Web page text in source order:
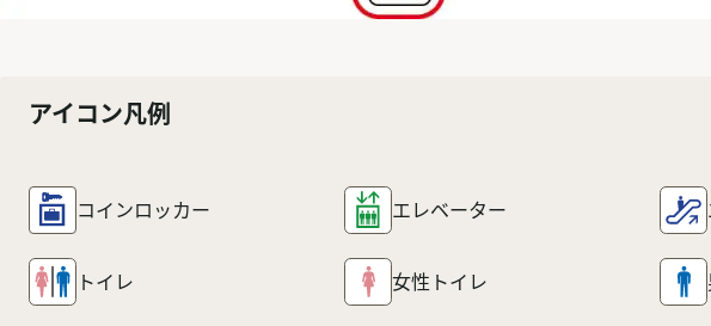
アイコン凡例
コインロッカー エレベーター
トイレ 女性トイレ